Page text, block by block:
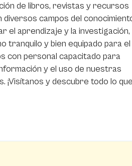
de libros, revistas y recursos
campos del
el aprendizaje y la investigación,
tranquilo y bien equipado para el
con personal capacitado para
y el uso de nuestras
¡Visítanos y descubre todo lo que